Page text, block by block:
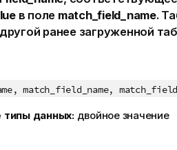
в поле match_field_name.
ранее загруженной
match_field_name,
данных: двойное значение